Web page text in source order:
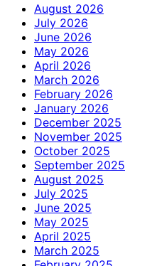
August 2026
July 2026
June 2026
May 2026
April 2026
March 2026
February 2026
January 2026
December 2025
November 2025
October 2025
September 2025
August 2025
July 2025
June 2025
May 2025
April 2025
March 2025